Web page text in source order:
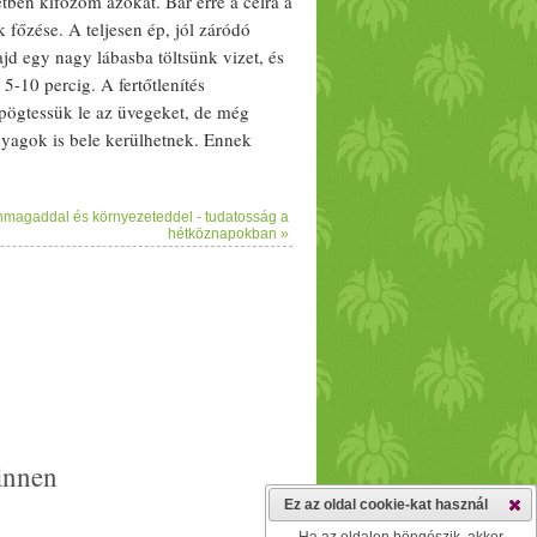
főzése. A teljesen ép, jól záródó
egy nagy lábasba töltsünk vizet, és
10 percig. A fertőtlenítés
le az üvegeket, de még
is bele kerülhetnek. Ennek
et készíteni , én minden esetben ezzel
ízesíthetjük (vanília,fahéj,gyömbér,
(ha addig ne fogy el).
és környezeteddel - tudatosság a
hétköznapokban »
Ez az oldal cookie-kat használ